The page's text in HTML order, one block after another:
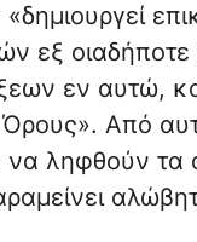
εξ
εν αυτώ,
Από
ληφθούν τα